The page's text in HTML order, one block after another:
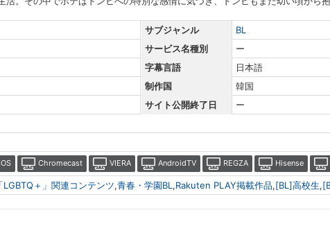
サブジャンル
BL
サービス名種別
ー
字幕言語
日本語
制作国
韓国
サイト公開終了日
ー
Chromecast VIERA AndroidTV REGZA Hisense
LGBTQ＋」関連コンテンツ,青春・学園BL ,Rakuten PLAY掲載作品,[BL]高校生,